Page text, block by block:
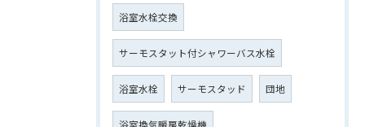
浴室水栓交換
サーモスタット付シャワーバス水栓
浴室水栓 サーモスタッド 団地